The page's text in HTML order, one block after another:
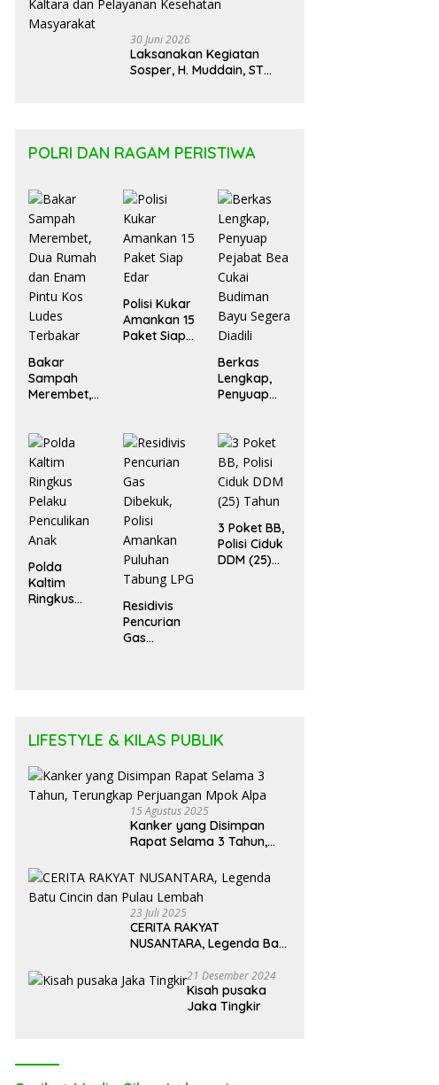
30 Juni 2026
Laksanakan Kegiatan
Sosper, H. Muddain, ST
POLRI DAN RAGAM PERISTIWA
Bakar
Sampah
Merembet,
Pintu Kos
Ludes
Terbakar
Polisi Kukar
Amankan 15
Paket Siap
Berkas
Lengkap,
Penyuap
Budiman
Bayu
Segera
Diadili
Polda
Kaltim
Ringkus
Residivis
Pencurian
Gas
3 Poket BB,
Polisi Ciduk
DDM (25)
LIFESTYLE & KILAS PUBLIK
15 Agustus 2025
Kanker yang Disimpan
Rapat Selama 3 Tahun,
Mpok Alpa
23 Juli 2025
CERITA RAKYAT
NUSANTARA, Legenda Batu
21 Desember 2024
Kisah pusaka
Jaka Tingkir